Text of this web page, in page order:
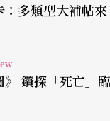
慶有段交集。
地下室」，兩
極致的概念，但
多類型大補帖來
界狀